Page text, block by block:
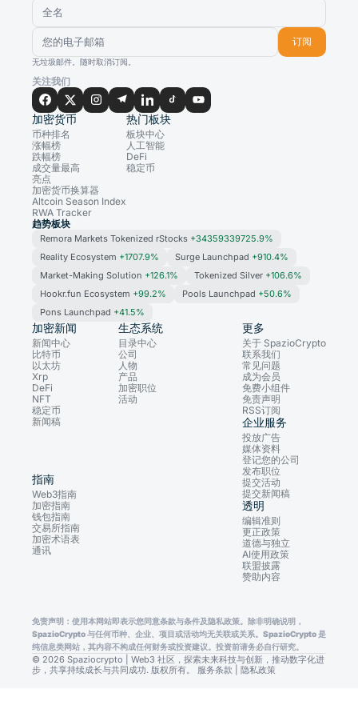
订阅
无垃圾邮件。随时取消订阅。
关注我们
加密货币
币种排名
涨幅榜
跌幅榜
成交量最高
亮点
加密货币换算器
Altcoin Season Index
RWA Tracker
热门板块
板块中心
人工智能
DeFi
稳定币
趋势板块
Remora Markets Tokenized rStocks +34359339725.9%
Reality Ecosystem +1707.9% Surge Launchpad +910.4%
Market-Making Solution +126.1% Tokenized Silver +106.6%
Hookr.fun Ecosystem +99.2% Pools Launchpad +50.6%
Pons Launchpad +41.5%
加密新闻
新闻中心
比特币
以太坊
Xrp
DeFi
NFT
稳定币
新闻稿
生态系统
目录中心
公司
人物
产品
加密职位
活动
指南
Web3指南
加密指南
钱包指南
交易所指南
加密术语表
通讯
更多
关于 SpazioCrypto
联系我们
常见问题
成为会员
免费小组件
免责声明
RSS订阅
企业服务
投放广告
媒体资料
登记您的公司
发布职位
提交活动
提交新闻稿
透明
编辑准则
更正政策
道德与独立
AI使用政策
联盟披露
赞助内容
免责声明：使用本网站即表示您同意条款与条件及隐私政策。除非明确说明，
SpazioCrypto 与任何币种、企业、项目或活动均无关联或关系。SpazioCrypto 是
纯信息类网站，其内容不构成任何财务或投资建议。投资前请务必自行研究。
© 2026 Spaziocrypto | Web3 社区，探索未来科技与创新，推动数字化进
步，共享持续成长与共同成功. 版权所有。 服务条款 隐私政策